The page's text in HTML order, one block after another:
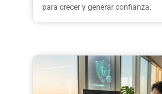
para crecer y generar confianza.